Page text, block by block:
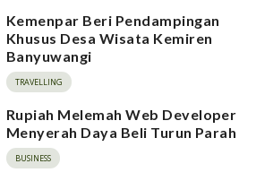
Kemenpar Beri Pendampingan
Khusus Desa Wisata Kemiren
Banyuwangi
TRAVELLING
Rupiah Melemah Web Developer
Menyerah Daya Beli Turun Parah
BUSINESS